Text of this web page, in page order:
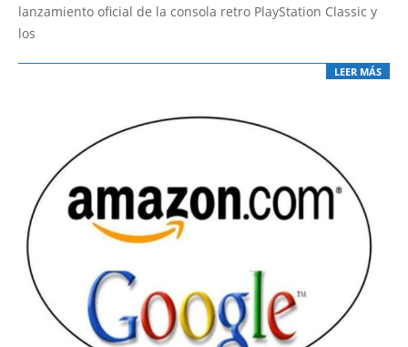
lanzamiento oficial de la consola retro PlayStation Classic y
los
LEER MÁS